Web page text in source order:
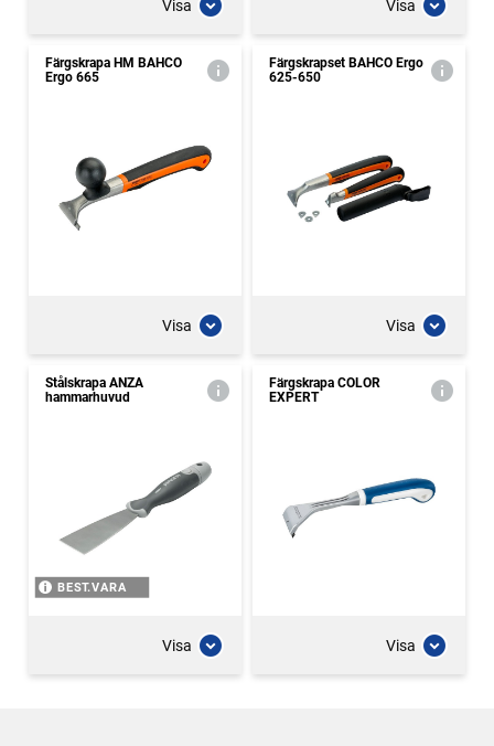
Visa Visa
Färgskrapa HM BAHCO
Ergo 665
Visa
Färgskrapset BAHCO Ergo
625-650
Visa
Stålskrapa ANZA
hammarhuvud
BEST.VARA
Visa
Färgskrapa COLOR
EXPERT
Visa